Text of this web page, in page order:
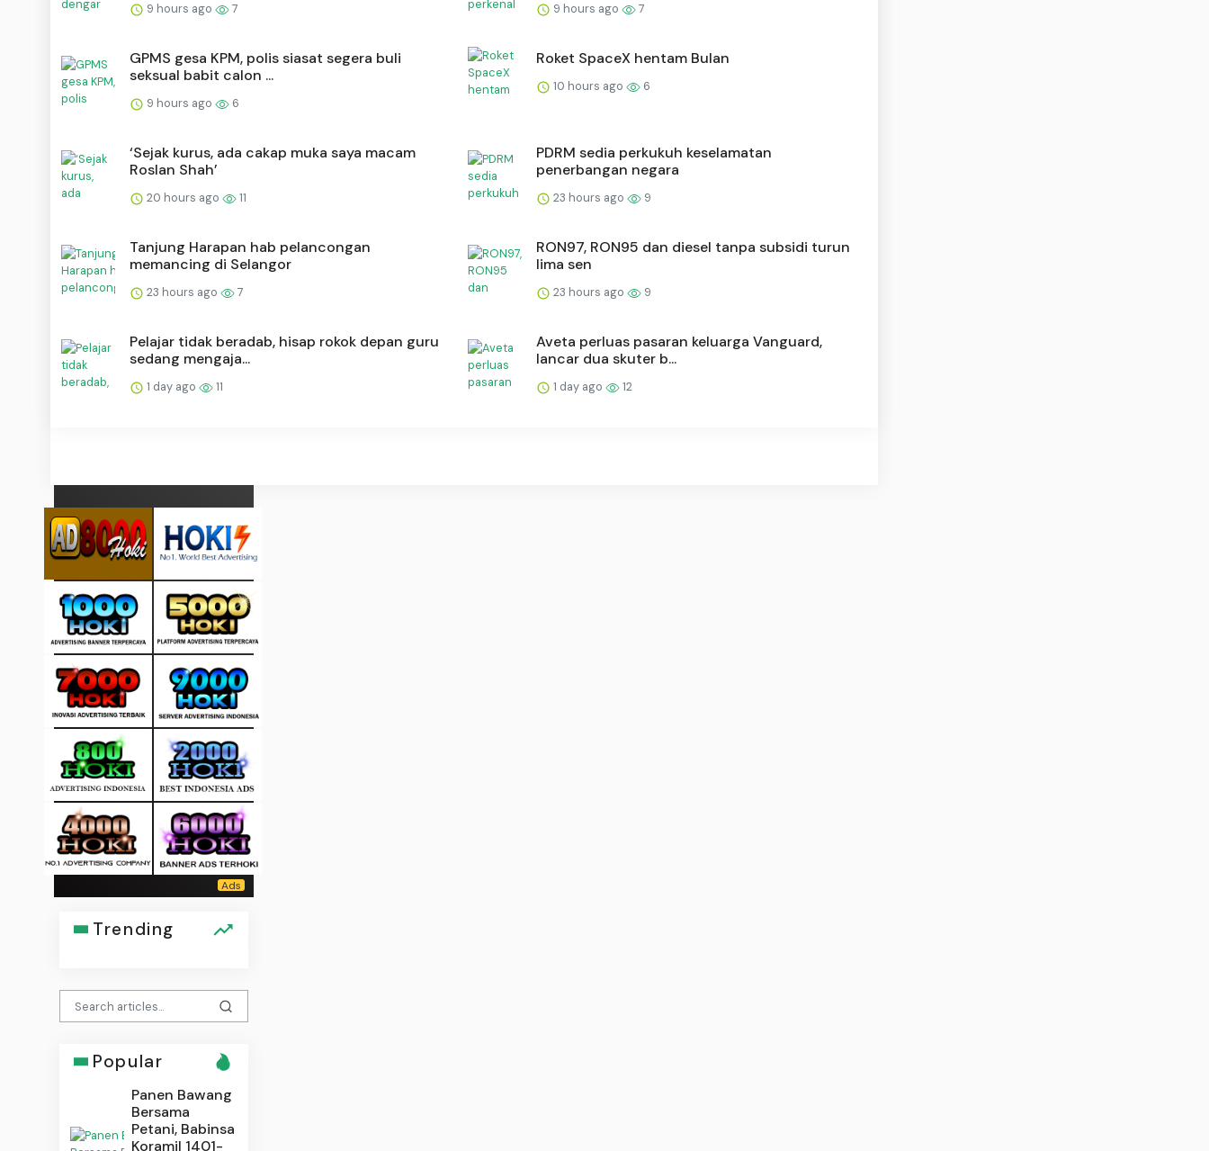
9 hours ago 7 9 hours ago 7
GPMS gesa KPM, polis siasat segera buli
seksual babit calon ...
9 hours ago 6
Roket SpaceX hentam Bulan
10 hours ago 6
‘Sejak kurus, ada cakap muka saya macam
Roslan Shah’
20 hours ago 11
PDRM sedia perkukuh keselamatan
penerbangan negara
23 hours ago 9
Tanjung Harapan hab pelancongan
memancing di Selangor
23 hours ago 7
RON97, RON95 dan diesel tanpa subsidi turun
lima sen
23 hours ago 9
Pelajar tidak beradab, hisap rokok depan guru
sedang mengaja...
1 day ago 11
Aveta perluas pasaran keluarga Vanguard,
lancar dua skuter b...
1 day ago 12
Trending
Popular
Panen Bawang
Bersama
Petani, Babinsa
Koramil 1401-